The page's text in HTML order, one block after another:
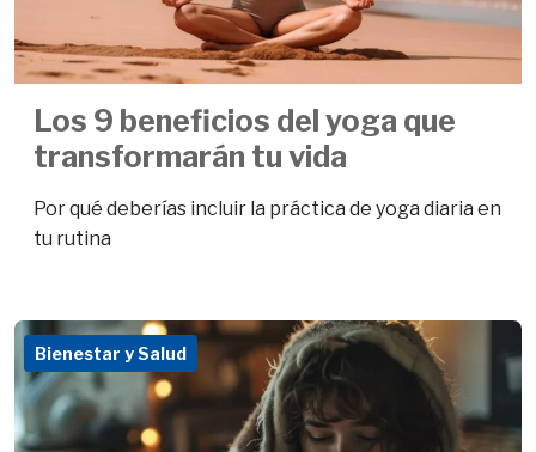
Los 9 beneficios del yoga que
transformarán tu vida
Por qué deberías incluir la práctica de yoga diaria en
tu rutina
Bienestar y Salud